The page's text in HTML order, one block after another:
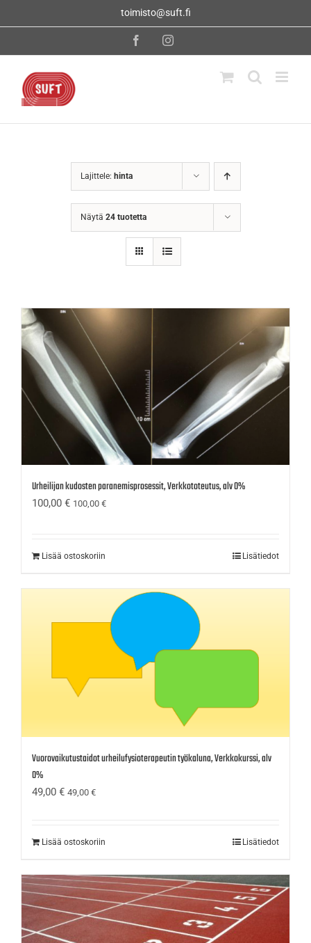
toimisto@suft.fi
FacebookInstagram
Lajittele: hinta
Näytä 24 tuotetta
Urheilijan kudosten paranemisprosessit, Verkkototeutus, alv 0%
100,00 € 100,00 €
Lisää ostoskoriin Lisätiedot
Vuorovaikutustaidot urheilufysioterapeutin työkaluna, Verkkokurssi, alv
0%
49,00 € 49,00 €
Lisää ostoskoriin Lisätiedot